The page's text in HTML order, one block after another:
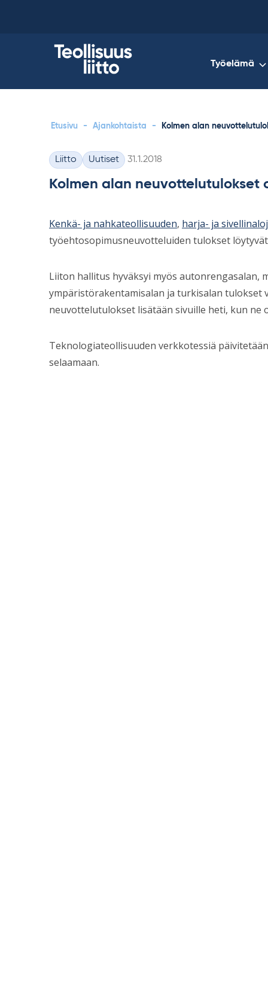
Työelämä
Etusivu - Ajankohtaista - Kolmen alan
Kategoriat
Liitto Uutiset Kirjoitettu
31.1.2018
Kolmen alan neuvottelutulokset
Kenkä- ja nahkateollisuuden, harja- ja
työehtosopimusneuvotteluiden tulokset
Liiton hallitus hyväksyi myös autonrengasalan,
ympäristörakentamisalan ja turkisalan tulokset
neuvottelutulokset lisätään sivuille heti, kun ne
Teknologiateollisuuden verkkotessiä
selaamaan.